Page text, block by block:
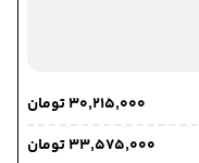
۳۰٬۲۱۵٬۰۰۰ تومان
۳۳٬۵۷۵٬۰۰۰ تومان